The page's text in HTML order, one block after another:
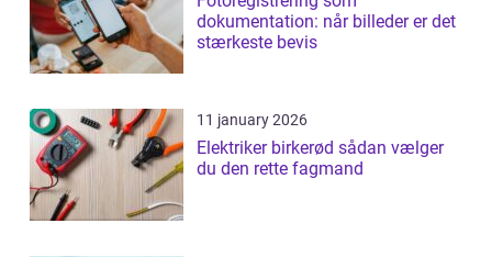
dokumentation: når billeder er det
stærkeste bevis
11 january 2026
Elektriker birkerød sådan vælger
du den rette fagmand